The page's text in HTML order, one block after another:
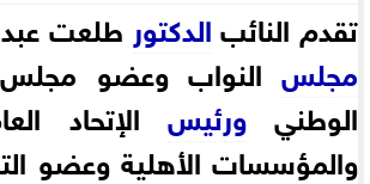
تقدم النائبالدكتور طلعت
مجلس النواب وعضو مجلس
الوطنيورئيس الإتحاد
والمؤسسات الأهلية وعضو